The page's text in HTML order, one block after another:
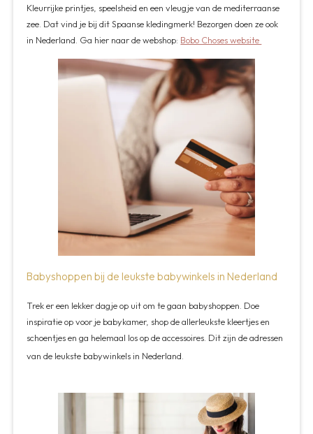
Kleurrijke printjes, speelsheid en een vleugje van de mediterraanse
zee. Dat vind je bij dit Spaanse kledingmerk! Bezorgen doen ze ook
in Nederland. Ga hier naar de webshop: Bobo Choses website
Babyshoppen bij de leukste babywinkels in Nederland
Trek er een lekker dagje op uit om te gaan babyshoppen. Doe
inspiratie op voor je babykamer, shop de allerleukste kleertjes en
schoentjes en ga helemaal los op de accessoires. Dit zijn de adressen
van de leukste babywinkels in Nederland.